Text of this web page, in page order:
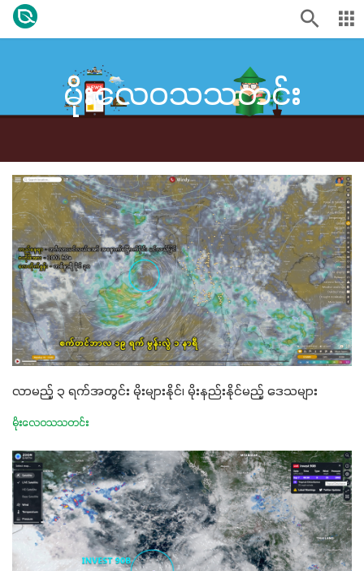
မိုးလေဝသသတင်း
လာမည့် ၃ ရက်အတွင်း မိုးများနိုင်၊ မိုးနည်းနိုင်မည့် ဒေသများ
မိုးလေဝသသတင်း